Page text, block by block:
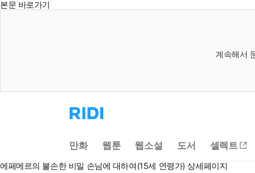
본문 바로가기
계속해서
리
디
으
로
동
만화 웹툰 웹소설 도서 셀렉트
에페메르의 불손한 비밀 손님에 대하여(15세 연령가) 상세페이지